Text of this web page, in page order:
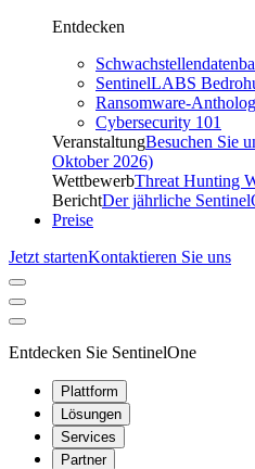
Entdecken
SentinelLABS
Ransomware-
Cybersecurity 101
VeranstaltungBesuchen Sie
Oktober 2026)
WettbewerbThreat Hunting
BerichtDer jährliche
Preise
Jetzt startenKontaktieren Sie uns
Entdecken Sie SentinelOne
Plattform
Lösungen
Services
Partner